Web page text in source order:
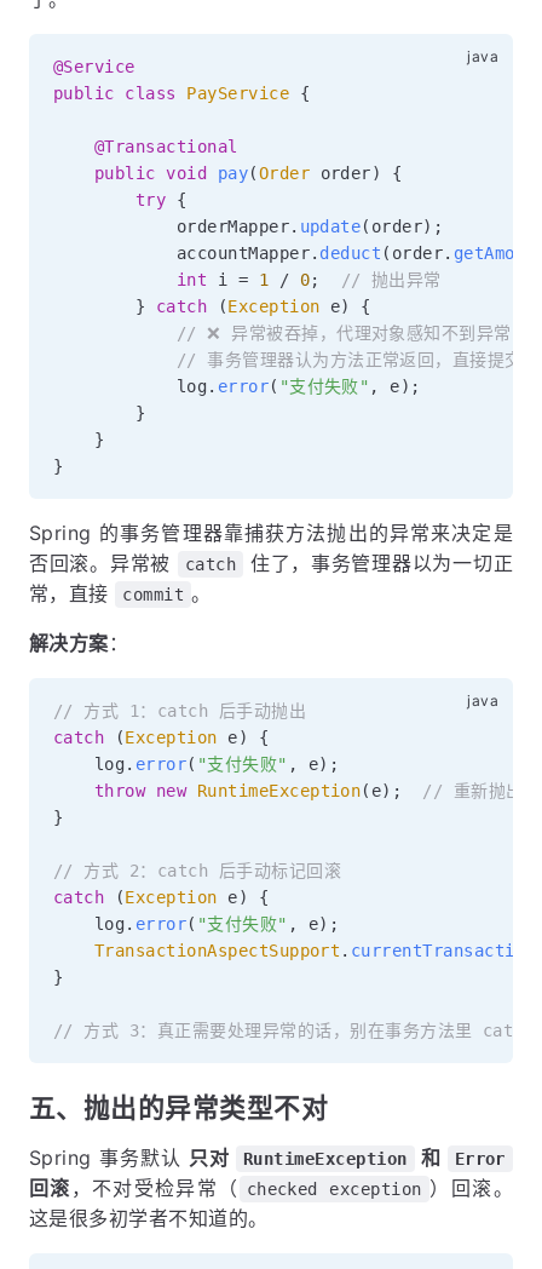
@Service
public
class PayService {
@Transactional
public void pay(Order order)
{
try
{
            orderMapper
. update( order) ;
            accountMapper
. deduct ( order.
int i = 1 / 0;
// 抛出异常
}
catch (Exception e)
{
// ❌ 异常被吞掉，代理对象感知不到异常
// 事务管理器认为方法正常返回，直接提交
            log
. error( "支付失败" , e) ;
}
}
}
Spring 的事务管理器靠捕获方法抛出的异常来决定是
否回滚。异常被
catch
住了，事务管理器以为一切正
常，直接
commit 。
解决方案 ：
// 方式 1：catch 后手动抛出
catch
(Exception e)
{
    log
. error( "支付失败" , e) ;
throw
new RuntimeException( e) ;
// 重新抛出
}
// 方式 2：catch 后手动标记回滚
catch
(Exception e)
{
    log
. error( "支付失败" , e) ;
TransactionAspectSupport .
}
// 方式 3：真正需要处理异常的话，别在事务方法里 catch
五、抛出的异常类型不对
Spring 事务默认 只对 RuntimeException 和 Error
回滚 ，不对受检异常（ checked exception ）回滚。
这是很多初学者不知道的。